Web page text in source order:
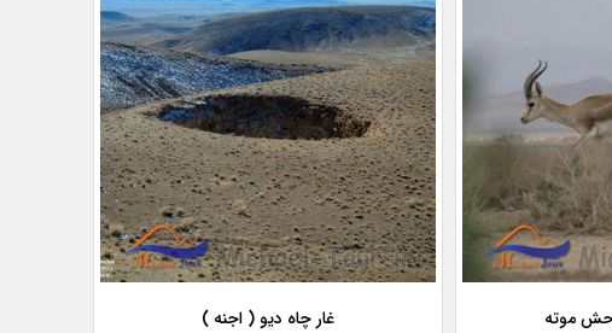
موته غار چاه دیو ( اجنه )